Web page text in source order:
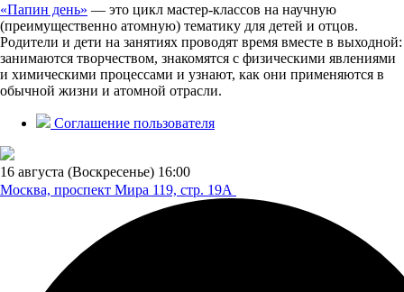
«Папин день» — это цикл мастер-классов на научную
(преимущественно атомную) тематику для детей и отцов.
Родители и дети на занятиях проводят время вместе в выходной:
занимаются творчеством, знакомятся с физическими явлениями
и химическими процессами и узнают, как они применяются в
обычной жизни и атомной отрасли.
Соглашение пользователя
16 августа (Воскресенье) 16:00
Москва, проспект Мира 119, стр. 19А